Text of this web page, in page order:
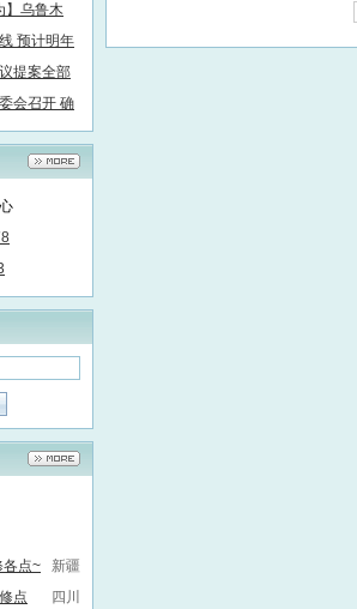
】乌鲁木
预计明年
提案全部
会召开 确
政协十三届
新疆
各点~
四川
点